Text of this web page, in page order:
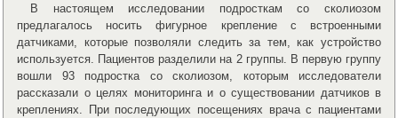
В настоящем исследовании подросткам со сколиозом
предлагалось носить фигурное крепление с встроенными
датчиками, которые позволяли следить за тем, как устройство
используется. Пациентов разделили на 2 группы. В первую группу
вошли 93 подростка со сколиозом, которым исследователи
рассказали о целях мониторинга и о существовании датчиков в
креплениях. При последующих посещениях врача с пациентами